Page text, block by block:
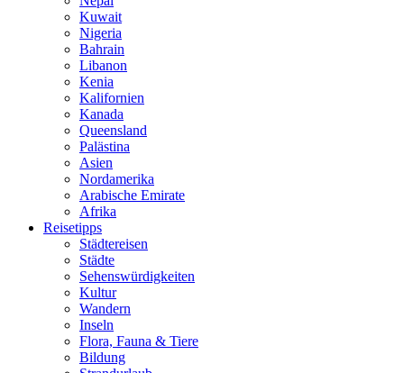
Kuwait
Nigeria
Bahrain
Libanon
Kenia
Kalifornien
Kanada
Queensland
Palästina
Asien
Nordamerika
Arabische Emirate
Afrika
Reisetipps
Städtereisen
Städte
Sehenswürdigkeiten
Kultur
Wandern
Inseln
Flora, Fauna & Tiere
Bildung